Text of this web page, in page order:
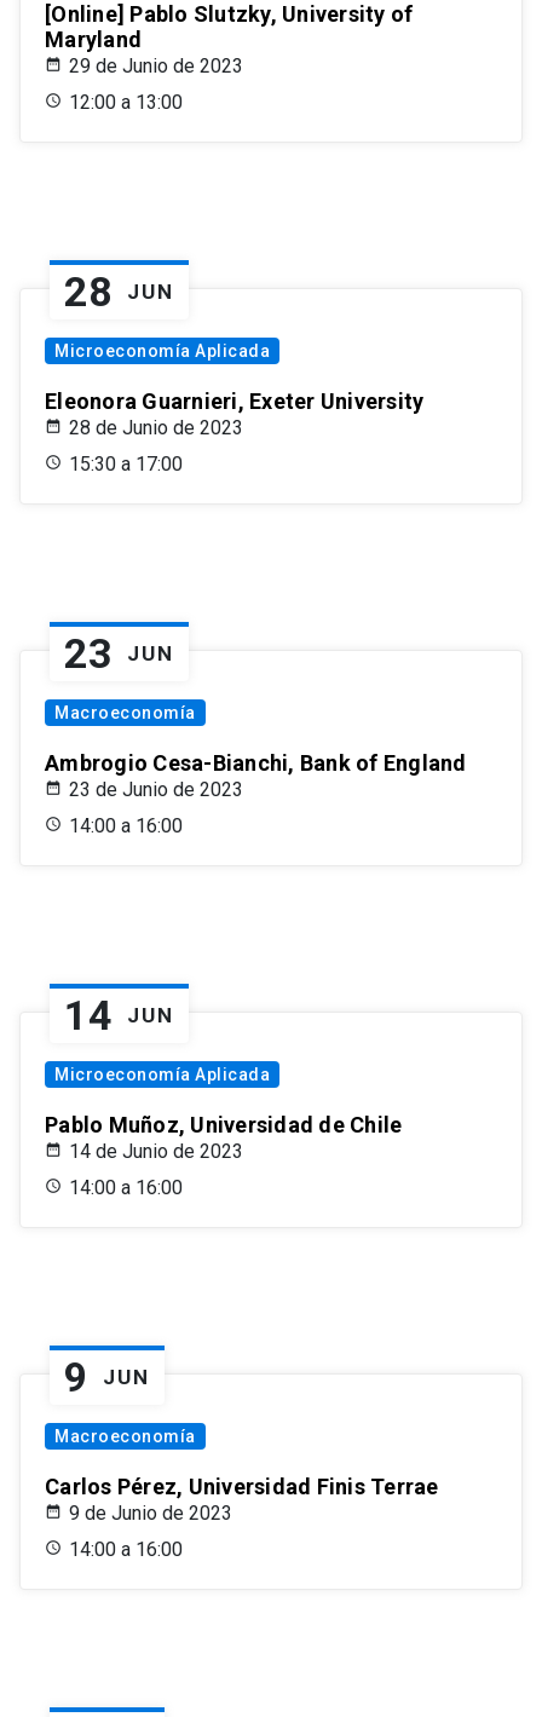
[Online] Pablo Slutzky, University of
Maryland
29 de Junio de 2023
12:00 a 13:00
28 JUN
Microeconomía Aplicada
Eleonora Guarnieri, Exeter University
28 de Junio de 2023
15:30 a 17:00
23 JUN
Macroeconomía
Ambrogio Cesa-Bianchi, Bank of England
23 de Junio de 2023
14:00 a 16:00
14 JUN
Microeconomía Aplicada
Pablo Muñoz, Universidad de Chile
14 de Junio de 2023
14:00 a 16:00
9 JUN
Macroeconomía
Carlos Pérez, Universidad Finis Terrae
9 de Junio de 2023
14:00 a 16:00